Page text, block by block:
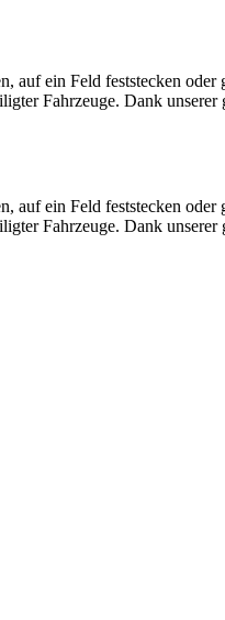
auf ein Feld feststecken
Fahrzeuge. Dank
auf ein Feld feststecken
Fahrzeuge. Dank